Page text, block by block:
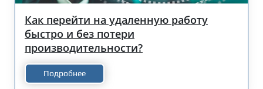
Как перейти на удаленную работу
быстро и без потери
производительности?
Подробнее